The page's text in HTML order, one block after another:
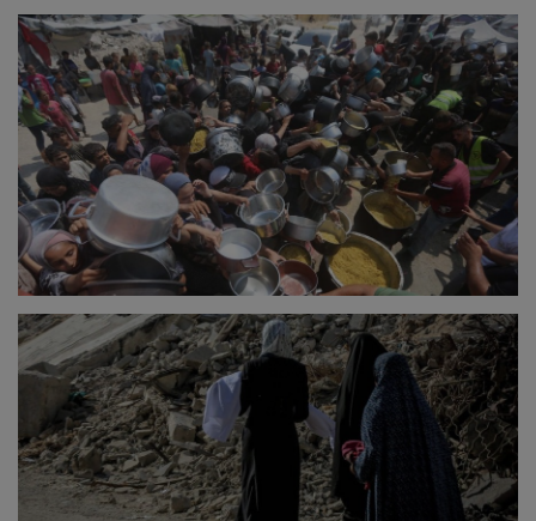
ULUSLARARASI
SAĞLIK VE YAŞAM TARZI
YEMEK
SPOR
SEYAHAT
EĞİTİM
GALERİ
VİDEO